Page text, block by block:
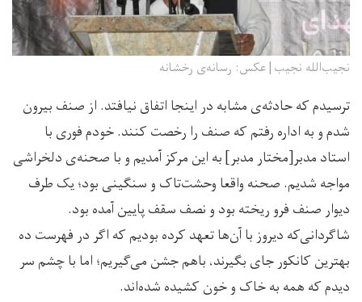
نجیب‌الله نجیب| عکس: رسانه‌ی رخشانه
ترسیدم که حادثه‌ی مشابه در اینجا اتفاق نیافتد. از صنف بیرون
شدم و به اداره رفتم که صنف را رخصت کنند. خودم فوری با
استاد مدبر[مختار مدبر] به این مرکز آمدیم و با صحنه‌ی دلخراشی
مواجه شدیم. صحنه‌ واقعا وحشت‌تاک و سنگینی بود؛ یک طرف
دیوار صنف فرو ریخته بود و نصف سقف پایین آمده بود.
شاگردانی‌که دیروز با آن‌ها تعهد کرده بودیم که اگر در فهرست ده
بهترین کانکور جای بگیرند، باهم جشن می‌گیریم؛ اما با چشم سر
دیدم که همه به خاک و خون کشیده شده‌اند.